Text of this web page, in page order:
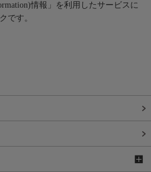
情報」を利用したサービスに
です。